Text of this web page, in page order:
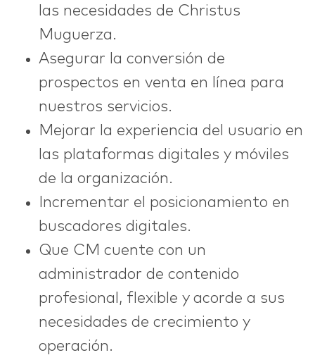
las necesidades de Christus
Muguerza.
Asegurar la conversión de
prospectos en venta en línea para
nuestros servicios.
Mejorar la experiencia del usuario en
las plataformas digitales y móviles
de la organización.
Incrementar el posicionamiento en
buscadores digitales.
Que CM cuente con un
administrador de contenido
profesional, flexible y acorde a sus
necesidades de crecimiento y
operación.